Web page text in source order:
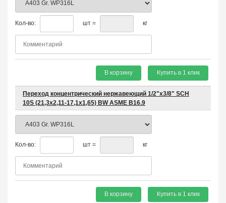
Кол-во: шт = кг
В корзину Купить в 1 клик
Переход концентрический нержавеющий 1/2"х3/8" SCH
10S (21,3x2,11-17,1x1,65) BW ASME B16.9
Кол-во: шт = кг
В корзину Купить в 1 клик